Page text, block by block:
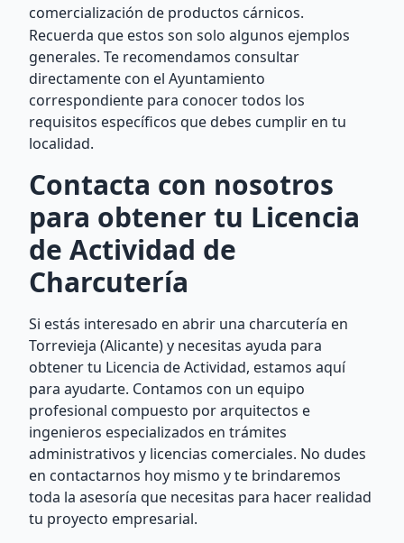
comercialización de productos cárnicos.
Recuerda que estos son solo algunos ejemplos
generales. Te recomendamos consultar
directamente con el Ayuntamiento
correspondiente para conocer todos los
requisitos específicos que debes cumplir en tu
localidad.
Contacta con nosotros
para obtener tu Licencia
de Actividad de
Charcutería
Si estás interesado en abrir una charcutería en
Torrevieja (Alicante) y necesitas ayuda para
obtener tu Licencia de Actividad, estamos aquí
para ayudarte. Contamos con un equipo
profesional compuesto por arquitectos e
ingenieros especializados en trámites
administrativos y licencias comerciales. No dudes
en contactarnos hoy mismo y te brindaremos
toda la asesoría que necesitas para hacer realidad
tu proyecto empresarial.